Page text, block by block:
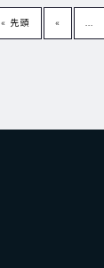
« 先頭 « ...